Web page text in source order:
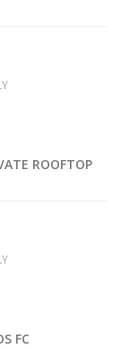
ROOFTOP
FC